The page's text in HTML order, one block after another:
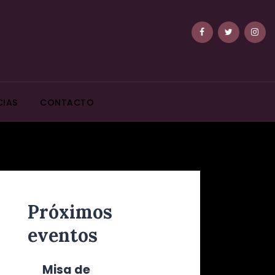
CONTACTO
Próximos
eventos
Misa de